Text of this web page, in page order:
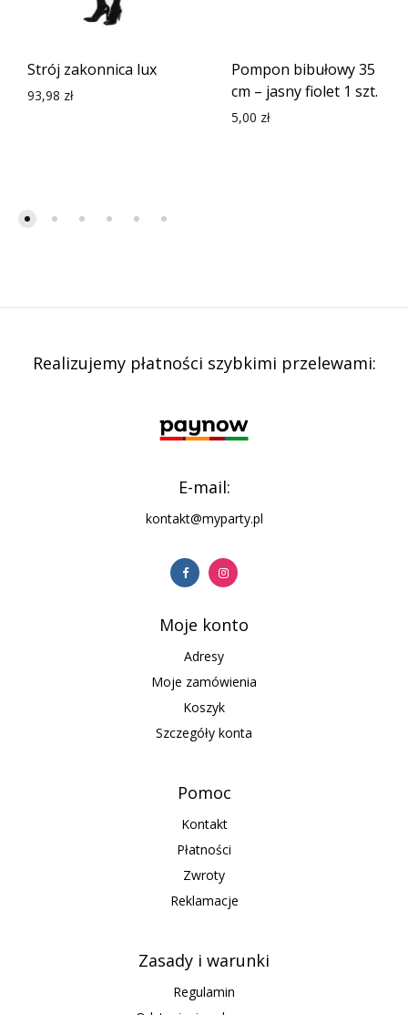
Strój zakonnica lux
93,98 zł
Pompon bibułowy 35
cm – jasny fiolet 1 szt.
5,00 zł
Realizujemy płatności szybkimi przelewami:
E-mail:
kontakt@myparty.pl
Moje konto
Adresy
Moje zamówienia
Koszyk
Szczegóły konta
Pomoc
Kontakt
Płatności
Zwroty
Reklamacje
Zasady i warunki
Regulamin